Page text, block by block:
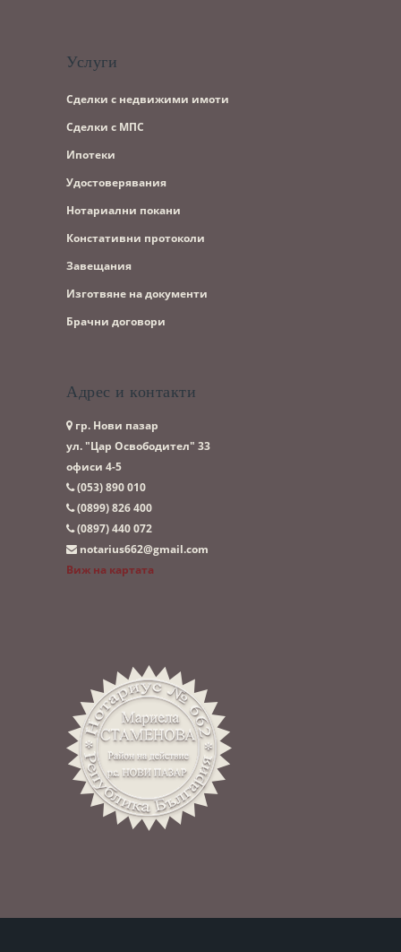
Услуги
Сделки с недвижими имоти
Сделки с МПС
Ипотеки
Удостоверявания
Нотариални покани
Констативни протоколи
Завещания
Изготвяне на документи
Брачни договори
Адрес и контакти
гр. Нови пазар
ул. "Цар Освободител" 33
офиси 4-5
(053)­ 890 010
(0899)­ 826 400
(0897)­ 440 072
notarius662@gmail.com
Виж на картата